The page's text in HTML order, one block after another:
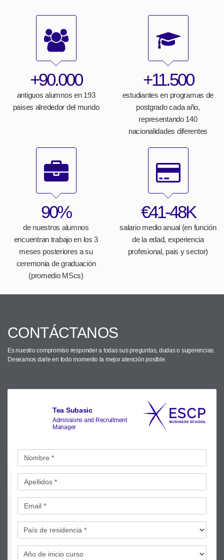
+90.000
antiguos alumnos en 193
paises alrededor del mundo
+11.500
estudiantes en programas de
postgrado cada año,
representando 140
nacionalidades diferentes
90%
de nuestros alumnos
encuentran trabajo en los 3
meses posteriores a su
ceremonia de graduación
(promedio MScs)
€41-48K
salario medio anual (en función
de la edad, experiencia
profesional, pais y sector)
CONTÁCTANOS
Es nuestro compromiso responder a todas sus preguntas, dudas o sugerencias.
Deseamos darle en todo momento la mejor atención posible.
Tea Subasic
Admissions and Recruitment
Manager